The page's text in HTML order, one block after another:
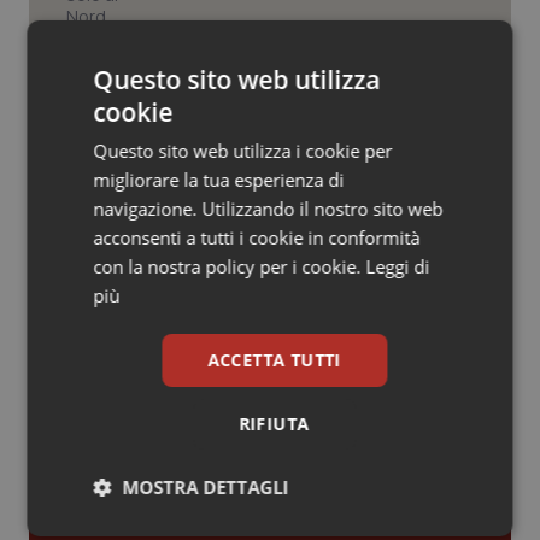
Veneto
Oncoematologia
Oncologia & Nutrizione
Psoriasi & pelle
Quotidiano Cardiologia
Quotidiano Chirurgia
Quotidiano Oncologia
Rene & patologie urogenitali
Lazio, nuove regole per gli studi
medici. Magi (Omceo Roma): “Dopo
anni di lavoro, regole più chiare, meno
burocrazia e certezza per i
professionisti”
Lazio. Il logo del NUE 112 su tutte le
ambulanze Ares 118
Cloud sanitario: infrastrutture,
Questo sito web utilizza
cookie
Questo sito web utilizza i cookie per
migliorare la tua esperienza di
navigazione. Utilizzando il nostro sito web
acconsenti a tutti i cookie in conformità
con la nostra policy per i cookie. Leggi di
più
ACCETTA TUTTI
RIFIUTA
MOSTRA DETTAGLI